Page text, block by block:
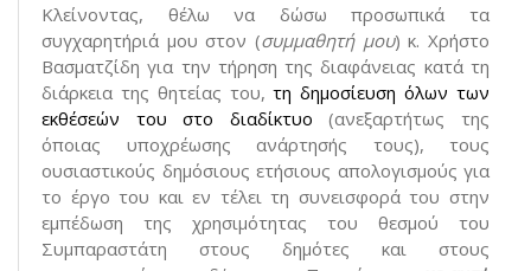
Κλείνοντας, θέλω να δώσω προσωπικά τα
συγχαρητήριά μου στον (συμμαθητή μου) κ. Χρήστο
Βασματζίδη για την τήρηση της διαφάνειας κατά τη
διάρκεια της θητείας του,τη δημοσίευση όλων των
εκθέσεών του στο διαδίκτυο (ανεξαρτήτως της
όποιας υποχρέωσης ανάρτησής τους), τους
ουσιαστικούς δημόσιους ετήσιους απολογισμούς για
το έργο του και εν τέλει τη συνεισφορά του στην
εμπέδωση της χρησιμότητας του θεσμού του
Συμπαραστάτη στους δημότες και στους